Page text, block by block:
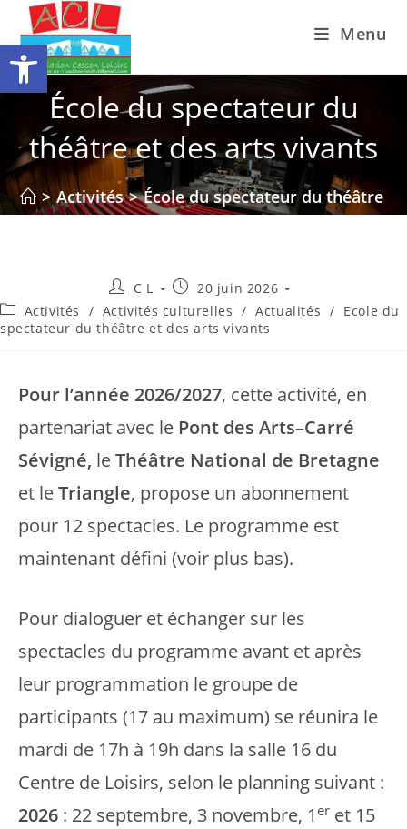
Ouvrir la barre d’outils
content
Menu
École du spectateur du
théâtre et des arts vivants
> Activités > École du spectateur du théâtre
Auteur/autrice
de
la
publication :
C L
Publication
publiée :
20 juin 2026
Post
category:
Activités / Activités culturelles / Actualités / Ecole du
spectateur du théâtre et des arts vivants
Pour l’année 2026/2027, cette activité, en
partenariat avec le Pont des Arts–Carré
Sévigné, leThéâtre National de Bretagne
et leTriangle, propose un abonnement
pour 12 spectacles. Le programme est
maintenant défini (voir plus bas).
Pour dialoguer et échanger sur les
spectacles du programme avant et après
leur programmation le groupe de
participants (17 au maximum) se réunira le
mardi de 17h à 19h dans la salle 16 du
Centre de Loisirs, selon le planning suivant :
2026 : 22 septembre, 3 novembre, 1 er et 15